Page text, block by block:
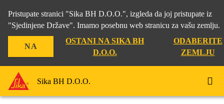
Pristupate stranici "Sika BH D.O.O.", izgleda da joj pristupate iz
"Sjedinjene Države". Imamo posebnu web stranicu za vašu zemlju.
NA
OSTANI NA SIKA BH
D.O.O.
ODABERITE
ZEMLJU
Sika BH D.O.O.
Građevina Sika® Plastiment®-20 R